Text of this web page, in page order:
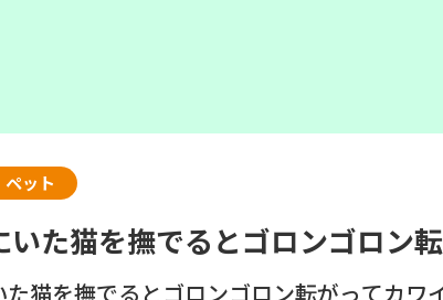
ット
た猫を撫でるとゴロンゴロン
猫を撫でるとゴロンゴロン転がってカワ